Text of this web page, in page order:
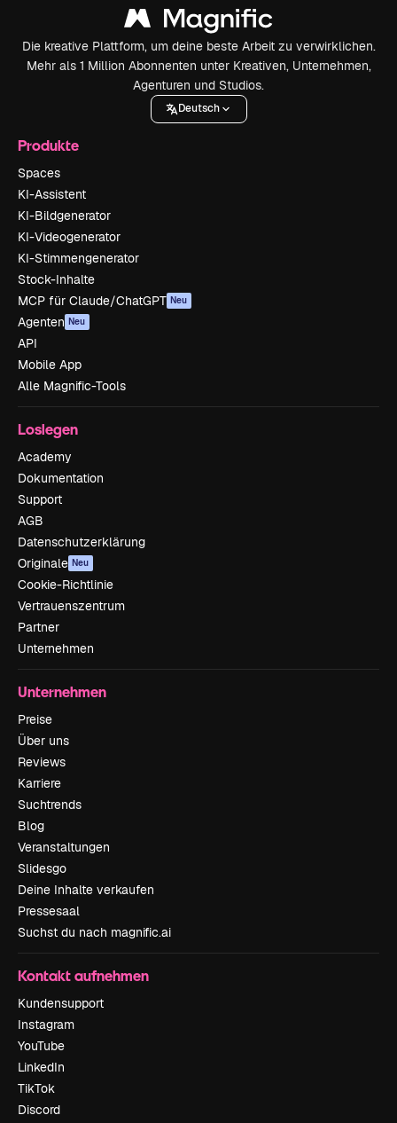
Die kreative Plattform, um deine beste Arbeit zu verwirklichen.
Mehr als 1 Million Abonnenten unter Kreativen, Unternehmen,
Agenturen und Studios.
Deutsch
Produkte
Spaces
KI-Assistent
KI-Bildgenerator
KI-Videogenerator
KI-Stimmengenerator
Stock-Inhalte
MCP für Claude/ChatGPT Neu
Agenten Neu
API
Mobile App
Alle Magnific-Tools
Loslegen
Academy
Dokumentation
Support
AGB
Datenschutzerklärung
Originale Neu
Cookie-Richtlinie
Vertrauenszentrum
Partner
Unternehmen
Unternehmen
Preise
Über uns
Reviews
Karriere
Suchtrends
Blog
Veranstaltungen
Slidesgo
Deine Inhalte verkaufen
Pressesaal
Suchst du nach magnific.ai
Kontakt aufnehmen
Kundensupport
Instagram
YouTube
LinkedIn
TikTok
Discord